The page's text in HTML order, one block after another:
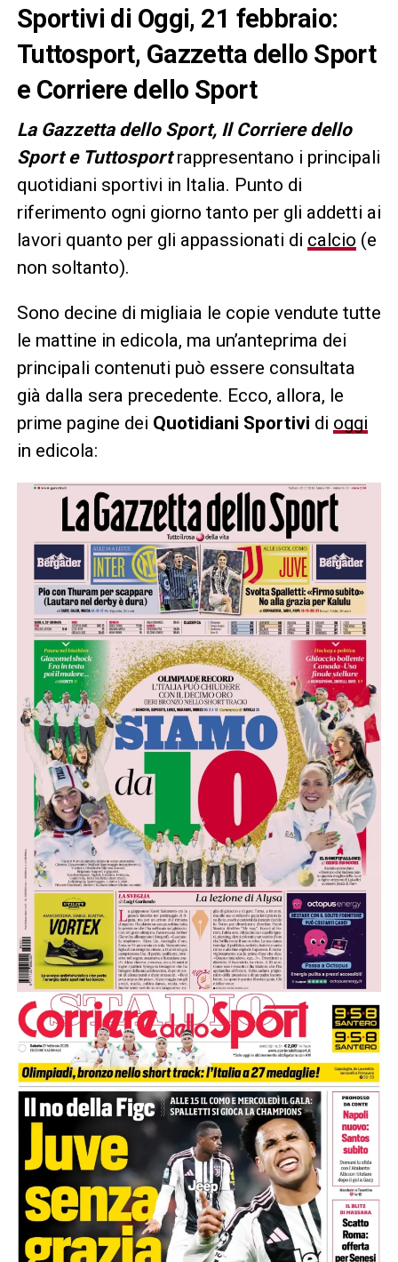
Sportivi di Oggi, 21 febbraio:
Tuttosport, Gazzetta dello Sport
e Corriere dello Sport
La Gazzetta dello Sport, Il Corriere dello
Sport e Tuttosportrappresentano i principali
quotidiani sportivi in Italia. Punto di
riferimento ogni giorno tanto per gli addetti ai
lavori quanto per gli appassionati di calcio (e
non soltanto).
Sono decine di migliaia le copie vendute tutte
le mattine in edicola, ma un’anteprima dei
principali contenuti può essere consultata
già dalla sera precedente. Ecco, allora, le
prime pagine dei Quotidiani Sportivi di oggi
in edicola: